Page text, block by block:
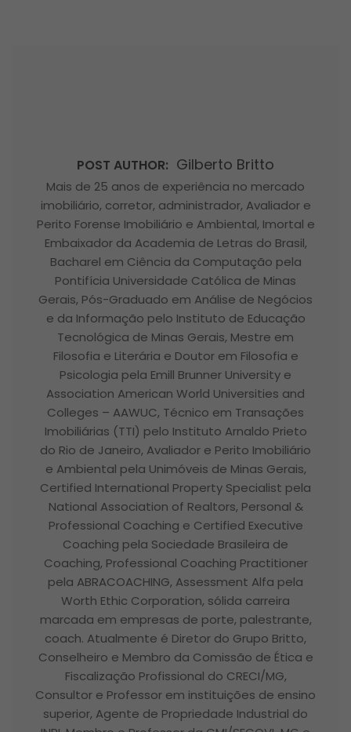
POST AUTHOR: Gilberto Britto
Mais de 25 anos de experiência no mercado
imobiliário, corretor, administrador, Avaliador e
Perito Forense Imobiliário e Ambiental, Imortal e
Embaixador da Academia de Letras do Brasil,
Bacharel em Ciência da Computação pela
Pontifícia Universidade Católica de Minas
Gerais, Pós-Graduado em Análise de Negócios
e da Informação pelo Instituto de Educação
Tecnológica de Minas Gerais, Mestre em
Filosofia e Literária e Doutor em Filosofia e
Psicologia pela Emill Brunner University e
Association American World Universities and
Colleges – AAWUC, Técnico em Transações
Imobiliárias (TTI) pelo Instituto Arnaldo Prieto
do Rio de Janeiro, Avaliador e Perito Imobiliário
e Ambiental pela Unimóveis de Minas Gerais,
Certified International Property Specialist pela
National Association of Realtors, Personal &
Professional Coaching e Certified Executive
Coaching pela Sociedade Brasileira de
Coaching, Professional Coaching Practitioner
pela ABRACOACHING, Assessment Alfa pela
Worth Ethic Corporation, sólida carreira
marcada em empresas de porte, palestrante,
coach. Atualmente é Diretor do Grupo Britto,
Conselheiro e Membro da Comissão de Ética e
Fiscalização Profissional do CRECI/MG,
Consultor e Professor em instituições de ensino
superior, Agente de Propriedade Industrial do